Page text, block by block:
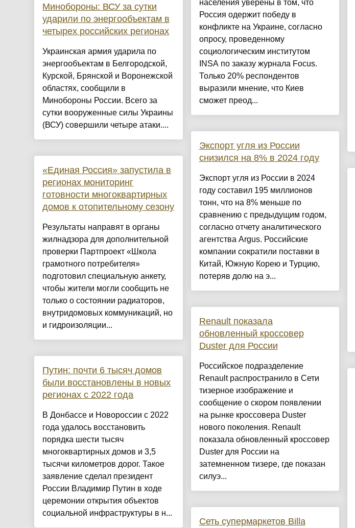
Минобороны: ВСУ за сутки
ударили по энергообъектам в
четырех российских регионах
Украинская армия ударила по
энергообъектам в Белгородской,
Курской, Брянской и Воронежской
областях, сообщили в
Минобороны России. Всего за
сутки вооруженные силы Украины
(ВСУ) совершили четыре атаки....
«Единая Россия» запустила в
регионах мониторинг
готовности многоквартирных
домов к отопительному сезону
Результаты направят в органы
жилнадзора для дополнительной
проверки Партпроект «Школа
грамотного потребителя»
подготовил специальную анкету,
чтобы жители могли сообщить не
только о состоянии радиаторов,
внутридомовых коммуникаций, но
и гидроизоляции...
Путин: почти 6 тысяч домов
были восстановлены в новых
регионах с 2022 года
В Донбассе и Новороссии с 2022
года удалось восстановить
порядка шести тысяч
многоквартирных домов и 3,5
тысячи километров дорог. Такое
заявление сделал президент
России Владимир Путин в ходе
церемонии открытия объектов
социальной инфраструктуры в н...
населения уверены в том, что
Россия одержит победу в
конфликте на Украине, согласно
опросу, проведенному
социологическим институтом
INSA по заказу журнала Focus.
Только 20% респондентов
выразили мнение, что Киев
сможет преод...
Экспорт угля из России
снизился на 8% в 2024 году
Экспорт угля из России в 2024
году составил 195 миллионов
тонн, что на 8% меньше по
сравнению с предыдущим годом,
согласно отчету аналитического
агентства Argus. Российские
компании сократили поставки в
Китай, Южную Корею и Турцию,
потеряв долю на э...
Renault показала
обновленный кроссовер
Duster для России
Российское подразделение
Renault распространило в Сети
тизерное изображение и
сообщение о скором появлении
на рынке кроссовера Duster
нового поколения. Renault
показала обновленный кроссовер
Duster для России на
затемненном тизере, где показан
силуэ...
Сеть супермаркетов Billa